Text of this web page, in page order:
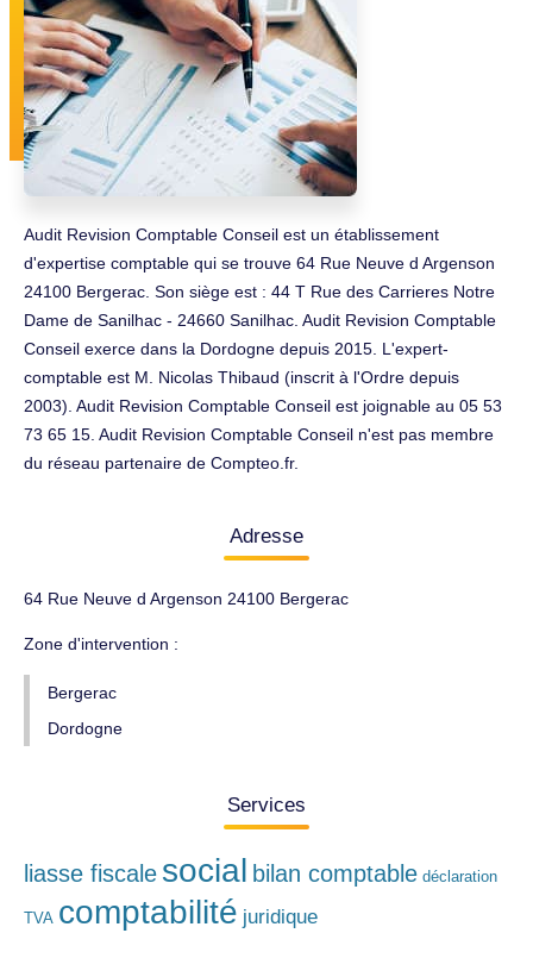
Audit Revision Comptable Conseil est un établissement
d'expertise comptable qui se trouve 64 Rue Neuve d Argenson
24100 Bergerac. Son siège est : 44 T Rue des Carrieres Notre
Dame de Sanilhac - 24660 Sanilhac. Audit Revision Comptable
Conseil exerce dans la Dordogne depuis 2015. L'expert-
comptable est M. Nicolas Thibaud (inscrit à l'Ordre depuis
2003). Audit Revision Comptable Conseil est joignable au 05 53
73 65 15. Audit Revision Comptable Conseil n'est pas membre
du réseau partenaire de Compteo.fr.
Adresse
64 Rue Neuve d Argenson 24100 Bergerac
Zone d'intervention :
Bergerac
Dordogne
Services
liasse fiscale social bilan comptable déclaration
TVA comptabilité juridique